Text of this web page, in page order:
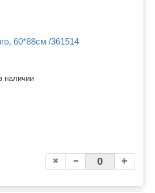
60*88см /361514
наличии